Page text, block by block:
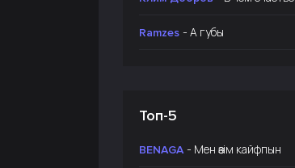
Ramzes - А губы
Топ-5
BENAGA - Мен өзім кайфпын